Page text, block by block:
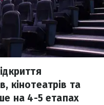
кінотеатрів та
на 4-5 етапах